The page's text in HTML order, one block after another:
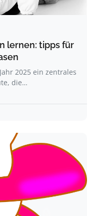
lernen: tipps für
2025 ein zentrales
die…